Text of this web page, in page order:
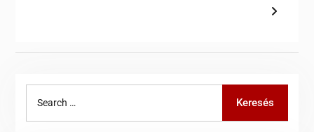
Keresés